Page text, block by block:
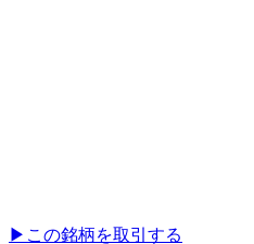
▶︎ この銘柄を取引する